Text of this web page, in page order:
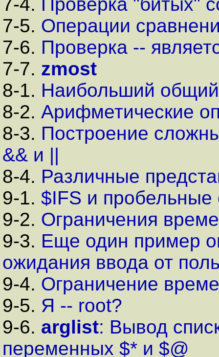
7-4. Проверка "битых"
7-5. Операции
7-6. Проверка --
7-7. zmost
8-1. Наибольший
8-2. Арифметические
8-3. Построение
&& и ||
8-4. Различные
9-1. $IFS и
9-2. Ограничения
9-3. Еще один пример
ожидания ввода от
9-4. Ограничение
9-5. Я -- root?
9-6. arglist: Вывод
переменных $* и $@